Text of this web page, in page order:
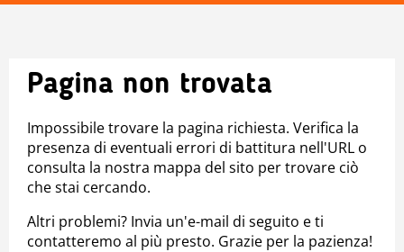
Pagina non trovata
Impossibile trovare la pagina richiesta. Verifica la
presenza di eventuali errori di battitura nell'URL o
consulta la nostra mappa del sito per trovare ciò
che stai cercando.
Altri problemi? Invia un'e-mail di seguito e ti
contatteremo al più presto. Grazie per la pazienza!